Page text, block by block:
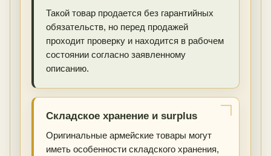
Такой товар продается без гарантийных
обязательств, но перед продажей
проходит проверку и находится в рабочем
состоянии согласно заявленному
описанию.
Складское хранение и surplus
Оригинальные армейские товары могут
иметь особенности складского хранения,